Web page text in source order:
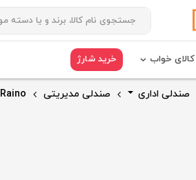
کالای خواب خرید شارژ
صندلی اداری صندلی مدیریتی Raino